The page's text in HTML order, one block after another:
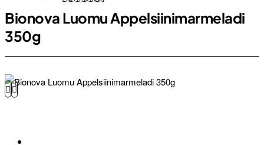
Bionova Luomu Appelsiinimarmeladi
350g